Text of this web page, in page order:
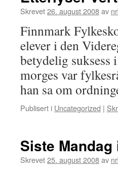
Skrevet26. august 2008av
Finnmark
elever i den
betydelig
morges var
han sa om
Publisert i Uncategorized |
Siste
Skrevet25. august 2008av